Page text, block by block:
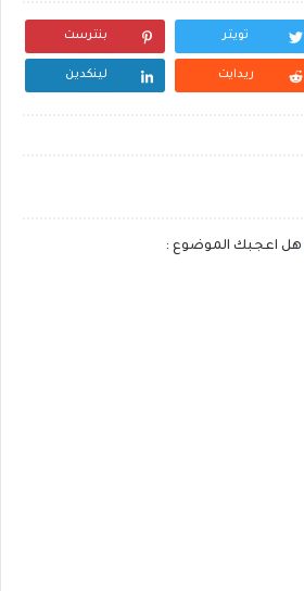
تويتر بنترست
ريدايت لينكدين
هل اعجبك الموضوع :